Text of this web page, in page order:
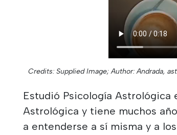
Credits: Supplied Image; Author: Andrada,
Estudió Psicología Astrológica
Astrológica y tiene muchos
a entenderse a sí misma y a